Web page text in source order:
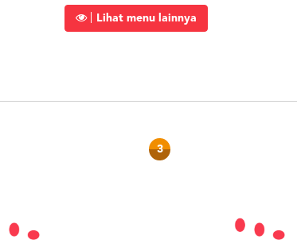
Lihat menu lainnya
3